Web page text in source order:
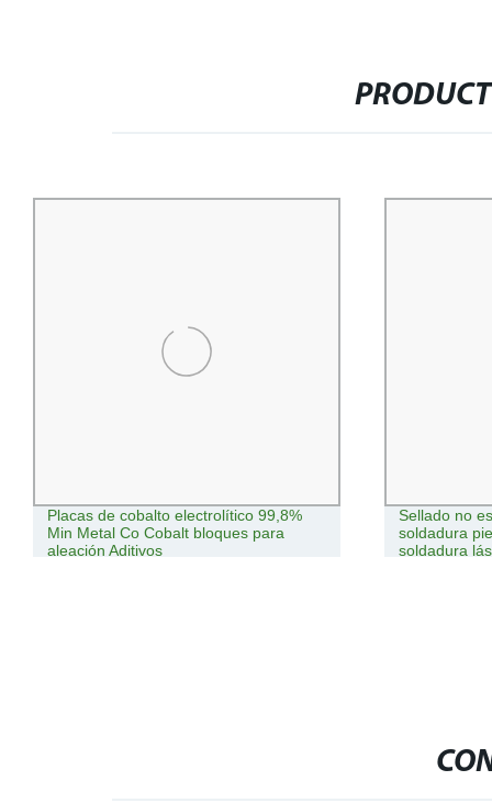
Placas de cobalto electrolítico 99,8%
Min Metal Co Cobalt bloques para
aleación Aditivos
Sellado no
soldadura
soldadura